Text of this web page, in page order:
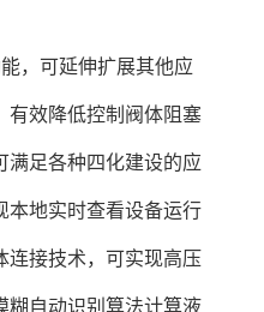
，可延伸扩展其他应
有效降低控制阀体阻塞
满足各种四化建设的应
本地实时查看设备运行
连接技术，可实现高压
糊自动识别算法计算液